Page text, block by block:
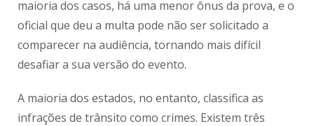
maioria dos casos, há uma menor ônus da prova, e o
oficial que deu a multa pode não ser solicitado a
comparecer na audiência, tornando mais difícil
desafiar a sua versão do evento.
A maioria dos estados, no entanto, classifica as
infrações de trânsito como crimes. Existem três